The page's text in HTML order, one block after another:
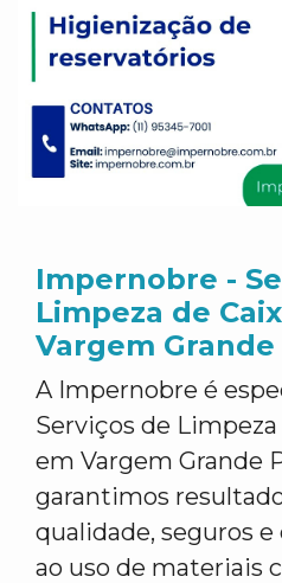
Impernobre -
Limpeza de
Vargem
A Impernobre é
Serviços de
em Vargem Grande
garantimos
qualidade, seguros e
ao uso de materiais